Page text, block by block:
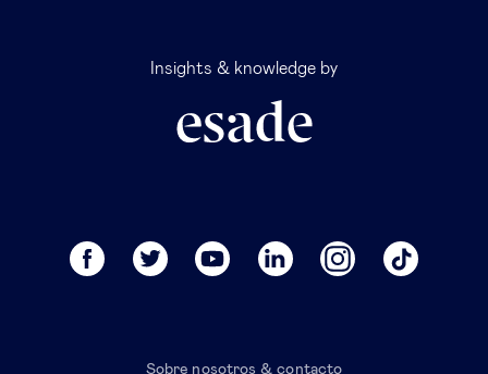
Insights & knowledge by
Sobre nosotros & contacto